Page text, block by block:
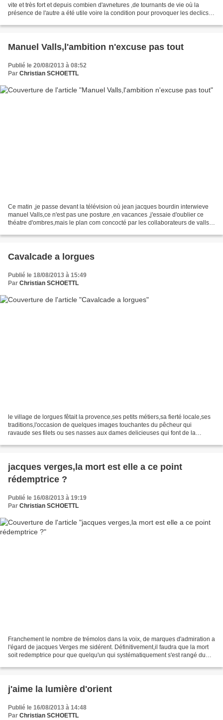
vite et très fort et depuis combien d'avnetures ,de tournants de vie où la
présence de l'autre a été utile voire la condition pour provoquer les declics
Manuel Valls,l'ambition n'excuse pas tout
Publié le 20/08/2013 à 08:52
Par Christian SCHOETTL
Ce matin ,je passe devant la télévision où jean jacques bourdin interwieve
manuel Valls,ce n'est pas une posture ,en vacances ,j'essaie d'oublier ce
théatre d'ombres,mais le plan com concocté par les collaborateurs de valls
Cavalcade a lorgues
Publié le 18/08/2013 à 15:49
Par Christian SCHOETTL
le village de lorgues fêtait la provence,ses petits métiers,sa fierté locale,ses
traditions,l'occasion de quelques images touchantes du pêcheur qui
ravaude ses filets ou ses nasses aux dames delicieuses qui font de la
jacques verges,la mort est elle a ce point
rédemptrice ?
Publié le 16/08/2013 à 19:19
Par Christian SCHOETTL
Franchement le nombre de trémolos dans la voix, de marques d'admiration a
l'égard de jacques Verges me sidérent. Définitivement,il faudra que la mort
soit redemptrice pour que quelqu'un qui systématiquement s'est rangé du
j'aime la lumière d'orient
Publié le 16/08/2013 à 14:48
Par Christian SCHOETTL